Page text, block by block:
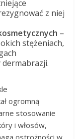
z niej
–
stężeniach,
dermabrazji.
ogromną
stosowanie
i włosów,